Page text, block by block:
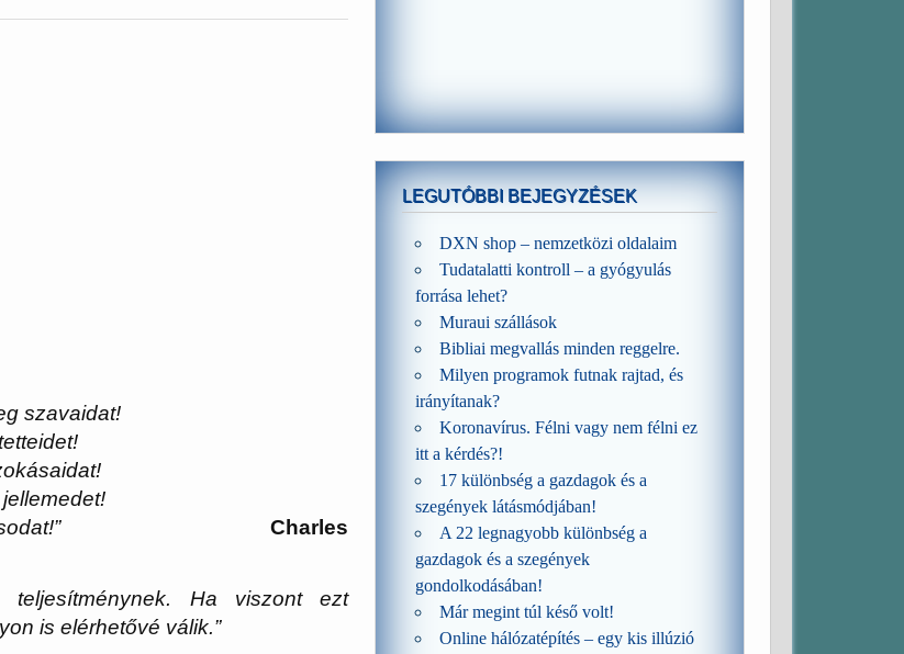
szavaidat!
Charles
Ha viszont ezt
is elérhetővé válik.”
LEGUTÓBBI BEJEGYZÉSEK
DXN shop – nemzetközi oldalaim
Tudatalatti kontroll – a gyógyulás
forrása lehet?
Muraui szállások
Bibliai megvallás minden reggelre.
Milyen programok futnak rajtad, és
irányítanak?
Koronavírus. Félni vagy nem félni ez
itt a kérdés?!
17 különbség a gazdagok és a
szegények látásmódjában!
A 22 legnagyobb különbség a
gazdagok és a szegények
gondolkodásában!
Már megint túl késő volt!
Online hálózatépítés – egy kis illúzió